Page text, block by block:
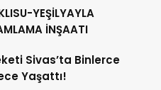
YEŞİLYAYLA
İNŞAATI
Sivas’ta Binlerce
Yaşattı!